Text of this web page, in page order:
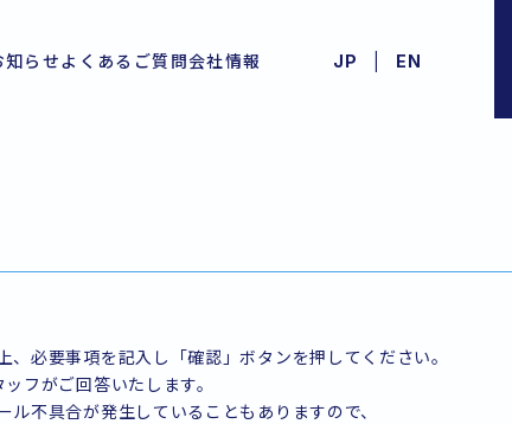
知らせよくあるご質問会社情報 JP | EN
、必要事項を記入し「確認」ボタンを押してください。
フがご回答いたします。
不具合が発生していることもありますので、